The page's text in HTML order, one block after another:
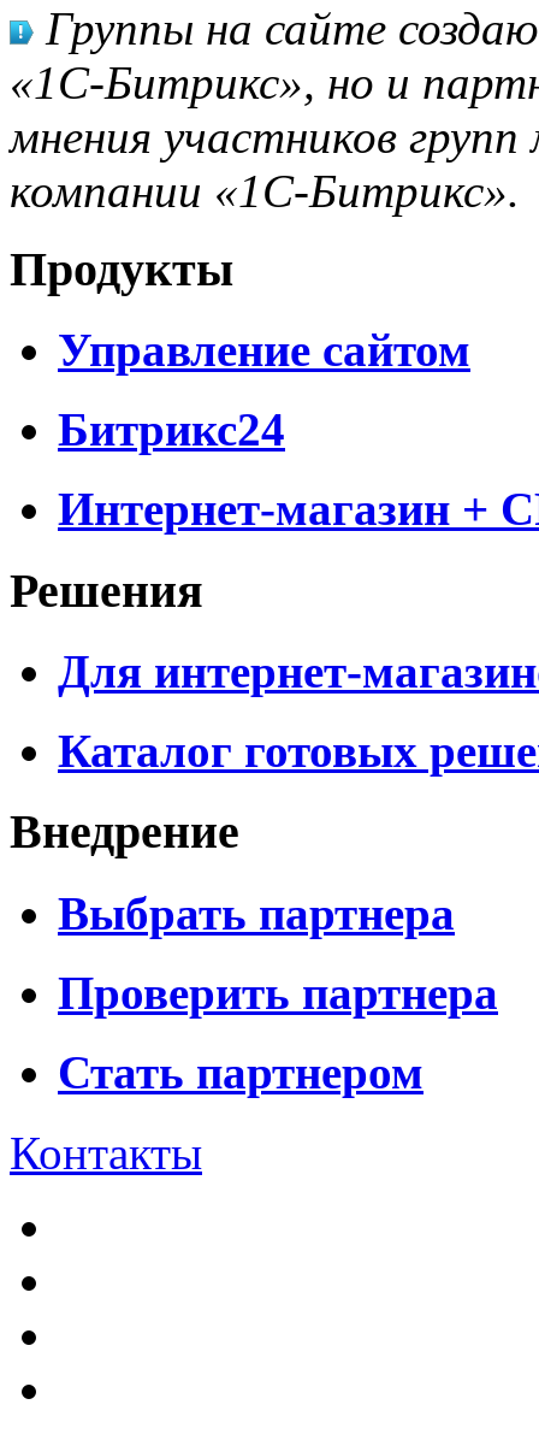
Группы на сайте
«1С-Битрикс», но и
мнения участников
компании «1С-Битрикс».
Продукты
Управление сайтом
Битрикс24
Интернет-магазин +
Решения
Для интернет-
Каталог готовых
Внедрение
Выбрать партнера
Проверить партнера
Стать партнером
Контакты